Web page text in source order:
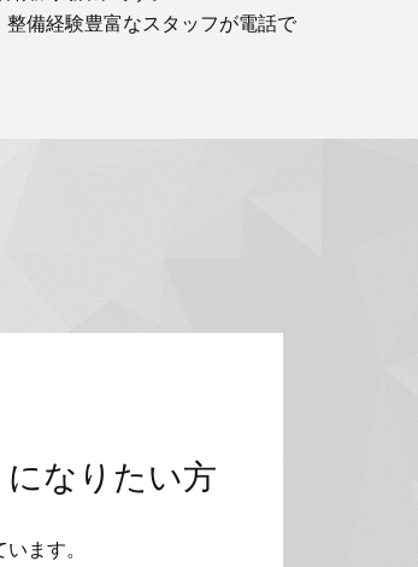
備経験豊富なスタッフが電話で
なりたい方
ます。